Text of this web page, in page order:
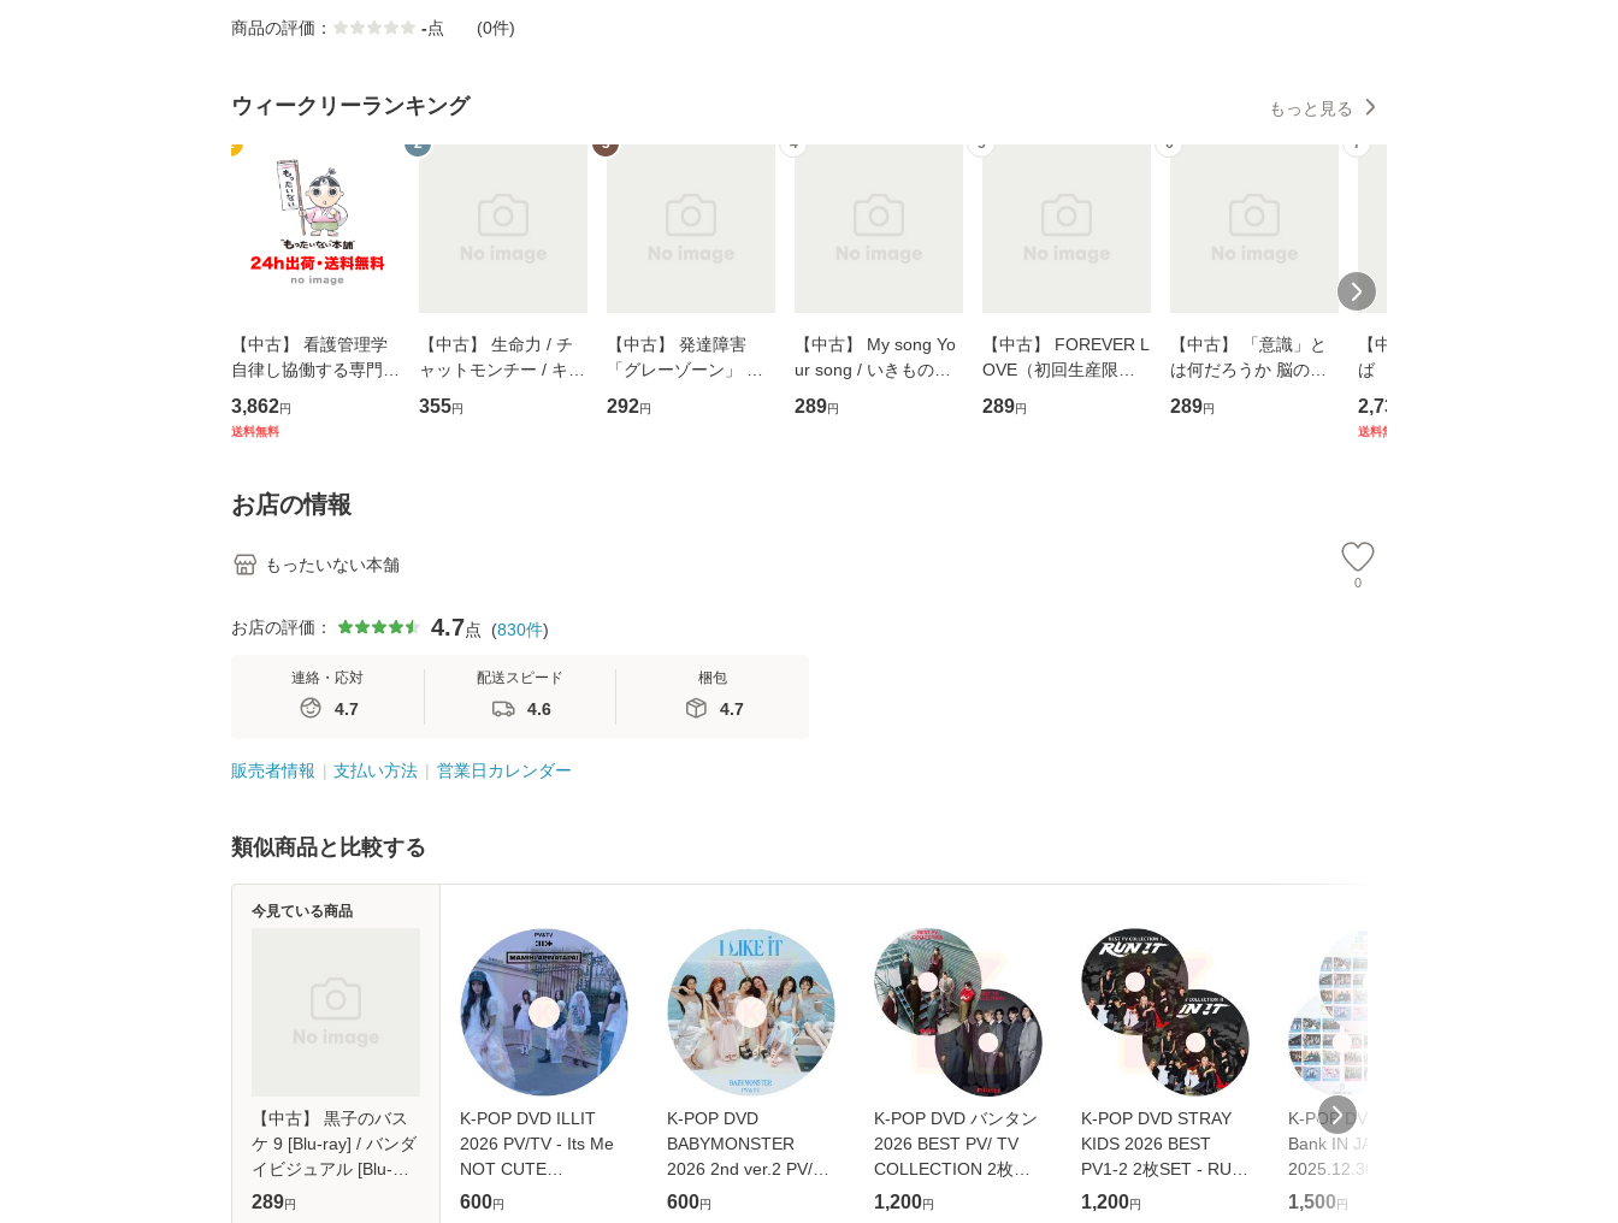
商品の評価： -点 (0件)
ウィークリーランキング もっと見る
1
【中古】 看護管理学
自律し協働する専門職
の看護マネジメントス
キル 改訂第3版 (看護
堂 [単行
3,862円
送料無料
2
【中古】 生命力 / チ
ャットモンチー / キュ
ーンレコード [CD]
【メール便送料無料】
355円
3
【中古】 発達障害
「グレーゾーン」 そ
の正しい理解と克服法
(SB新書 572) / 岡田尊
292円
4
【中古】 My song Yo
ur song / いきものが
かり / [CD]【メール便
送料無料】
289円
5
【中古】 FOREVER L
OVE（初回生産限定
盤） / 清水翔太×加藤
ミリヤ / [CD]【メール
289円
6
【中古】 「意識」と
は何だろうか 脳の来
歴、知覚の錯誤 （講
談社現代新書） / 下条
289円
7
【中古】 耳をすませ
ば 〈2枚組〉 [DVD] /
ブエナ・ビスタ・ホー
ム・エンターテイメン
2,735
送料無料
お店の情報
もったいない本舗
0
お店の評価： 4.7点 (830件)
連絡・応対
4.7
配送スピード
4.6
梱包
4.7
販売者情報 支払い方法 営業日カレンダー
類似商品と比較する
【中古】 黒子のバス
ケ 9 [Blu-ray] / バンダ
イビジュアル [Blu-
ray]【メール便送料無
289円
今見ている商品
K-POP DVD ILLIT
2026 PV/TV - Its Me
NOT CUTE
ANYMORE
600円
K-POP DVD
BABYMONSTER
2026 2nd ver.2 PV/TV
- I LIKE IT SUGAR
600円
K-POP DVD バンタン
2026 BEST PV/ TV
COLLECTION 2枚
SET - SWIM Yet To
1,200円
K-POP DVD STRAY
KIDS 2026 BEST
PV1-2 2枚SET - RUN
IT Do It CEREMONY
1,200円
K-POP DVD Music
Bank IN JAPAN
2025.12.30 パクボゴ
ム U-KNOW SYRAY
1,500 円